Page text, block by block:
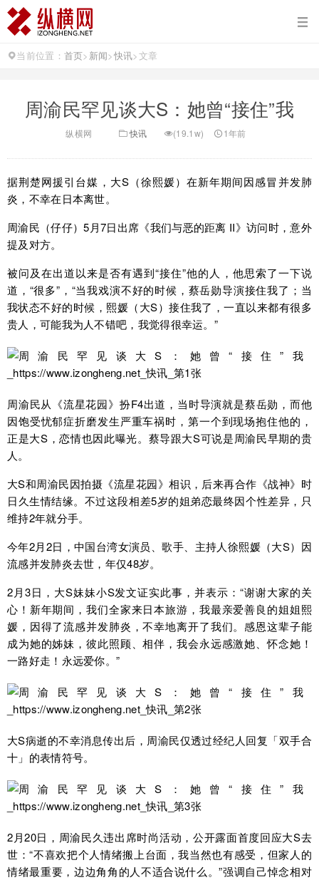
当前位置： 首页> 新闻>快讯>文章
周渝民罕见谈大S：她曾“接住”我
纵横网 快讯 (19.1w) 1年前
据荆楚网援引台媒，大S（徐熙媛）在新年期间因感冒并发肺
炎，不幸在日本离世。
周渝民（仔仔）5月7日出席《我们与恶的距离 II》访问时，意外
提及对方。
被问及在出道以来是否有遇到“接住”他的人，他思索了一下说
道，“很多”，“当我戏演不好的时候，蔡岳勋导演接住我了；当
我状态不好的时候，熙媛（大S）接住我了，一直以来都有很多
贵人，可能我为人不错吧，我觉得很幸运。”
周渝民从《流星花园》扮F4出道，当时导演就是蔡岳勋，而他
因饱受忧郁症折磨发生严重车祸时，第一个到现场抱住他的，
正是大S，恋情也因此曝光。蔡导跟大S可说是周渝民早期的贵
人。
大S和周渝民因拍摄《流星花园》相识，后来再合作《战神》时
日久生情结缘。不过这段相差5岁的姐弟恋最终因个性差异，只
维持2年就分手。
今年2月2日，中国台湾女演员、歌手、主持人徐熙媛（大S）因
流感并发肺炎去世，年仅48岁。
2月3日，大S妹妹小S发文证实此事，并表示：“谢谢大家的关
心！新年期间，我们全家来日本旅游，我最亲爱善良的姐姐熙
媛，因得了流感并发肺炎，不幸地离开了我们。感恩这辈子能
成为她的姊妹，彼此照顾、相伴，我会永远感激她、怀念她！
一路好走！永远爱你。”
大S病逝的不幸消息传出后，周渝民仅透过经纪人回复「双手合
十」的表情符号。
2月20日，周渝民久违出席时尚活动，公开露面首度回应大S去
世：“不喜欢把个人情绪搬上台面，我当然也有感受，但家人的
情绪最重要，边边角角的人不适合说什么。”强调自己悼念相对